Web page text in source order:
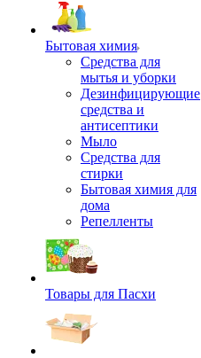
Бытовая химия
Средства для
мытья и уборки
Дезинфицирующие
средства и
антисептики
Мыло
Средства для
стирки
Бытовая химия для
дома
Репелленты
Товары для Пасхи